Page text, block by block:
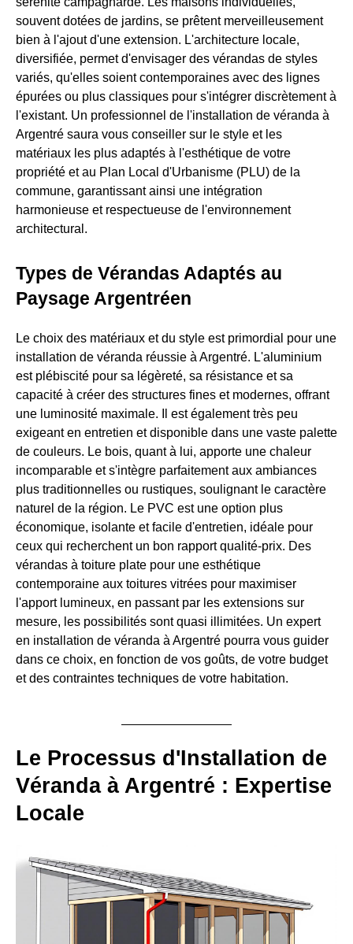
souvent dotées de jardins, se prêtent merveilleusement
bien à l'ajout d'une extension. L'architecture locale,
diversifiée, permet d'envisager des vérandas de styles
variés, qu'elles soient contemporaines avec des lignes
épurées ou plus classiques pour s'intégrer discrètement à
l'existant. Un professionnel de l'installation de véranda à
Argentré saura vous conseiller sur le style et les
matériaux les plus adaptés à l'esthétique de votre
propriété et au Plan Local d'Urbanisme (PLU) de la
commune, garantissant ainsi une intégration
harmonieuse et respectueuse de l'environnement
architectural.
Types de Vérandas Adaptés au
Paysage Argentréen
Le choix des matériaux et du style est primordial pour une
installation de véranda réussie à Argentré. L'aluminium
est plébiscité pour sa légèreté, sa résistance et sa
capacité à créer des structures fines et modernes, offrant
une luminosité maximale. Il est également très peu
exigeant en entretien et disponible dans une vaste palette
de couleurs. Le bois, quant à lui, apporte une chaleur
incomparable et s'intègre parfaitement aux ambiances
plus traditionnelles ou rustiques, soulignant le caractère
naturel de la région. Le PVC est une option plus
économique, isolante et facile d'entretien, idéale pour
ceux qui recherchent un bon rapport qualité-prix. Des
vérandas à toiture plate pour une esthétique
contemporaine aux toitures vitrées pour maximiser
l'apport lumineux, en passant par les extensions sur
mesure, les possibilités sont quasi illimitées. Un expert
en installation de véranda à Argentré pourra vous guider
dans ce choix, en fonction de vos goûts, de votre budget
et des contraintes techniques de votre habitation.
Le Processus d'Installation de
Véranda à Argentré : Expertise
Locale